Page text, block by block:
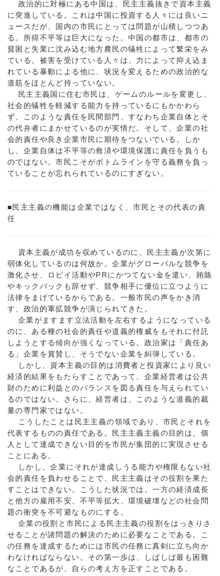
政治的に対極にある中国は、民主主義抜きで資本主義
に突進している。これは中国に投資する人々には良いニ
ュースだが、国内の市民にとっては問題が山積しつつあ
る。所得不平等は巨大になった。中国の都市は、都市の
貧困と失業に沈み込む地方農民の犠牲によって繁栄をみ
ている。被害を受けている人々は、力によって抑え込ま
れている暴動による他に、状況を変えるための政治的な
道筋をほとんど持っていない。
民主主義国に住む市民は、ゲームのルールを変更し、
社会的犠牲を軽減する能力を持っているにもかかわら
ず、このような責任を民間部門、すなわち企業自体とそ
の代弁者にまかせているのが実情だ。そして、企業の社
会的責任や良き企業市民に期待をつないでいる。しか
し、企業自体は不平等の救済や環境保護に責任を負うも
のではない。市民こそがボトムラインを守る義務を負っ
ていることが忘れられているのにすぎない。
■民主主義の機能は企業ではなく、市民とその代表の責
任
資本主義が成功を収めているのに、民主主義が次第に
弱体化しているのは何故か。企業がグローバルな競争を
激化させ、ロビイ活動やPRにかつてない金を遣い、賄賂
やキックバックも辞せず、競争相手に優位に立つように
法律をまげているからである。一般市民の声をかき消
す、政治的軍拡競争が演じられてきた。
企業がますます立法活動を左右するようになっている
のに、ある種の社会的責任や道義的権威をもそれに付託
しようとする傾向が強くなっている。政治家は「責任あ
る」企業を賞賛し、そうでない企業を糾弾している。
しかし、資本主義の目的は消費者と投資家により良い
経済的結果をもたらすことであって、企業経営者は公共
財のために利益とのバランスを図る責任を与えられてい
るのではない。さらに、経営者は、このような道義的裁
量の専門家ではない。
こうしたことは民主主義の領域であり、市民とそれを
代表するものの責任である。民主主義主義の目的は、個
人として達成できない目的を市民が集団的に実現させる
ことにある。
しかし、企業にそれが達成しうる能力や権限もない社
会的責任を負わせることで、民主主義はその役割を果た
すことはできない。こうした状況では、一方の経済成長
と他方の雇用不安、不平等拡大、環境破壊などの社会問
題の衝突を不可避なものにする。
企業の役割と市民による民主主義の役割をはっきりさ
せることが諸問題の解決のために必要なことである。こ
の任務を達成するためには市民の任務に真剣に立ち向か
わなければならない。その第一歩は、しばしば最も困難
なことであるが、自らの考え方を正すことである。